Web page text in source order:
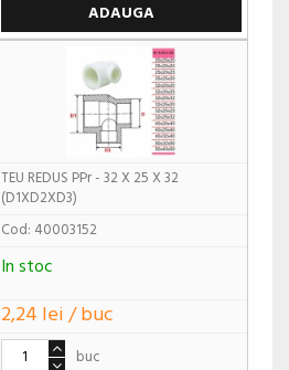
ADAUGA
TEU REDUS PPr - 32 X 25 X 32
(D1XD2XD3)
Cod: 40003152
In stoc
2,24 lei / buc
buc